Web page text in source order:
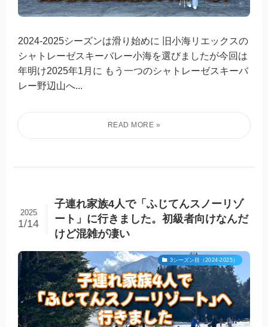
2024-2025シーズンは滑り始めに 旧小海リエックスの
シャトレーゼスキーバレー小海を選びましたが今回は
年明け2025年1月に もう一つのシャトレーゼスキーバ
レー野辺山へ...
子連れ家族4人で「ふじてんスノーリゾ
ート」に行きました。初級者向けなんだ
けど混雑が凄い
2025
1/14
3シーズン目（2024-2025）